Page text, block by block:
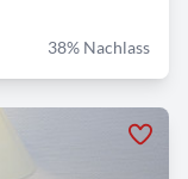
38% Nachlass